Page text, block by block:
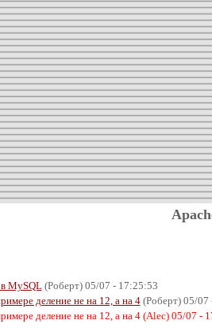
MySQL(Роберт) 05/07 - 17:25:53
деление не на 12, а на 4(Роберт) 05/07
деление не на 12, а на 4 (Alec) 05/07 -